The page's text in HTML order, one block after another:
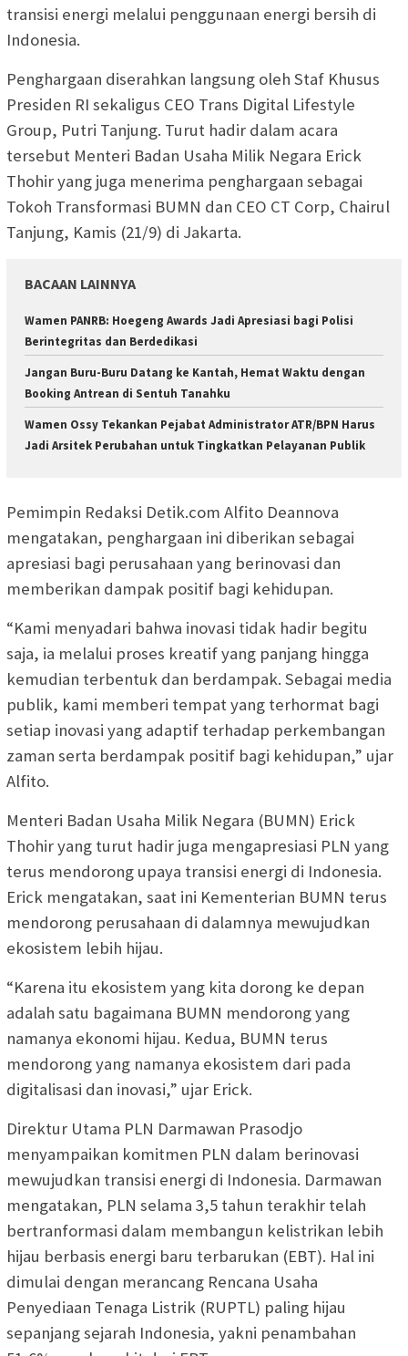
transisi energi melalui penggunaan energi bersih di
Indonesia.
Penghargaan diserahkan langsung oleh Staf Khusus
Presiden RI sekaligus CEO Trans Digital Lifestyle
Group, Putri Tanjung. Turut hadir dalam acara
tersebut Menteri Badan Usaha Milik Negara Erick
Thohir yang juga menerima penghargaan sebagai
Tokoh Transformasi BUMN dan CEO CT Corp, Chairul
Tanjung, Kamis (21/9) di Jakarta.
BACAAN LAINNYA
Wamen PANRB: Hoegeng Awards Jadi Apresiasi bagi Polisi
Berintegritas dan Berdedikasi
Jangan Buru-Buru Datang ke Kantah, Hemat Waktu dengan
Booking Antrean di Sentuh Tanahku
Wamen Ossy Tekankan Pejabat Administrator ATR/BPN Harus
Jadi Arsitek Perubahan untuk Tingkatkan Pelayanan Publik
Pemimpin Redaksi Detik.com Alfito Deannova
mengatakan, penghargaan ini diberikan sebagai
apresiasi bagi perusahaan yang berinovasi dan
memberikan dampak positif bagi kehidupan.
“Kami menyadari bahwa inovasi tidak hadir begitu
saja, ia melalui proses kreatif yang panjang hingga
kemudian terbentuk dan berdampak. Sebagai media
publik, kami memberi tempat yang terhormat bagi
setiap inovasi yang adaptif terhadap perkembangan
zaman serta berdampak positif bagi kehidupan,” ujar
Alfito.
Menteri Badan Usaha Milik Negara (BUMN) Erick
Thohir yang turut hadir juga mengapresiasi PLN yang
terus mendorong upaya transisi energi di Indonesia.
Erick mengatakan, saat ini Kementerian BUMN terus
mendorong perusahaan di dalamnya mewujudkan
ekosistem lebih hijau.
“Karena itu ekosistem yang kita dorong ke depan
adalah satu bagaimana BUMN mendorong yang
namanya ekonomi hijau. Kedua, BUMN terus
mendorong yang namanya ekosistem dari pada
digitalisasi dan inovasi,” ujar Erick.
Direktur Utama PLN Darmawan Prasodjo
menyampaikan komitmen PLN dalam berinovasi
mewujudkan transisi energi di Indonesia. Darmawan
mengatakan, PLN selama 3,5 tahun terakhir telah
bertranformasi dalam membangun kelistrikan lebih
hijau berbasis energi baru terbarukan (EBT). Hal ini
dimulai dengan merancang Rencana Usaha
Penyediaan Tenaga Listrik (RUPTL) paling hijau
sepanjang sejarah Indonesia, yakni penambahan